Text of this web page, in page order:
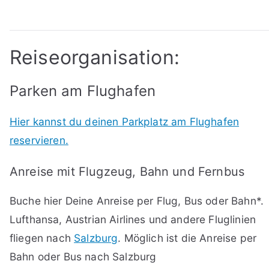
Reiseorganisation:
Parken am Flughafen
Hier kannst du deinen Parkplatz am Flughafen
reservieren.
Anreise mit Flugzeug, Bahn und Fernbus
Buche hier Deine Anreise per Flug, Bus oder Bahn*.
Lufthansa, Austrian Airlines und andere Fluglinien
fliegen nach Salzburg. Möglich ist die Anreise per
Bahn oder Bus nach Salzburg